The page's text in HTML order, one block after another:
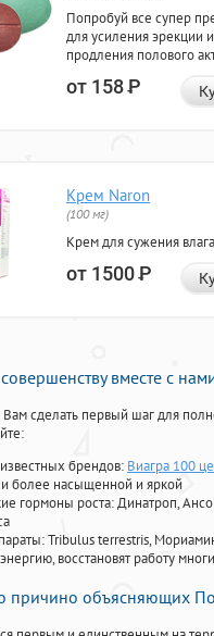
Попробуй все супер
для усиления эрекции и
продления полового
от 158Р
Крем Naron
(100 мг)
Крем для сужения
от 1500Р
вместе с
сделать первый шаг для
брендов: Виагра 100
более насыщенной и яркой
гормоны роста: Динатроп,
Tribulus terrestris,
восстановят работу
причино объясняющих